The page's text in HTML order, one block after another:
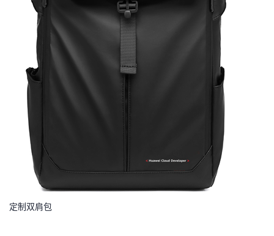
定制双肩包